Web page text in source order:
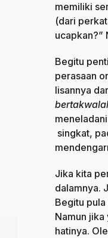
memiliki
(dari
ucapkan?”
Begitu
perasaan
lisannya
singkat,
Jika kita
dalamnya.
Begitu
Namun
hatinya.